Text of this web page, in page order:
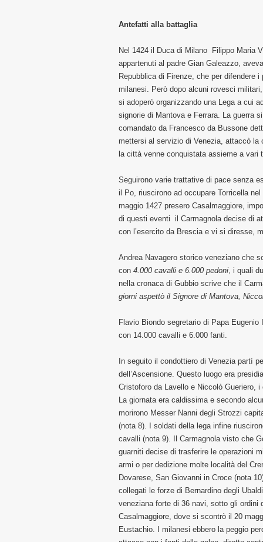
Antefatti alla battaglia
Nel 1424 il Duca di Milano Filippo Maria
appartenuti al padre Gian Galeazzo,
Repubblica di Firenze, che per difendere
milanesi. Però dopo alcuni rovesci
si adoperò organizzando una Lega a cui
signorie di Mantova e Ferrara. La guerra
comandato da Francesco da Bussone
mettersi al servizio di Venezia, attaccò
la città venne conquistata assieme a vari
Seguirono varie trattative di pace senza
il Po, riuscirono ad occupare Torricella
maggio 1427 presero Casalmaggiore,
di questi eventi il Carmagnola decise di
con l’esercito da Brescia e vi si diresse,
Andrea Navagero storico veneziano che
con 4.000 cavalli e 6.000 pedoni , i quali
nella cronaca di Gubbio scrive che il
giorni aspettò il Signore di Mantova,
Flavio Biondo segretario di Papa
con 14.000 cavalli e 6.000 fanti.
In seguito il condottiero di Venezia partì
dell’Ascensione. Questo luogo era
Cristoforo da Lavello e Niccolò Gueriero,
La giornata era caldissima e secondo
morirono Messer Nanni degli Strozzi
(nota 8). I soldati della lega infine
cavalli (nota 9). Il Carmagnola visto che
guarniti decise di trasferire le operazioni
armi o per dedizione molte località del
Dovarese, San Giovanni in Croce (nota
collegati le forze di Bernardino degli
veneziana forte di 36 navi, sotto gli ordini
Casalmaggiore, dove si scontrò il 20
Eustachio. I milanesi ebbero la peggio